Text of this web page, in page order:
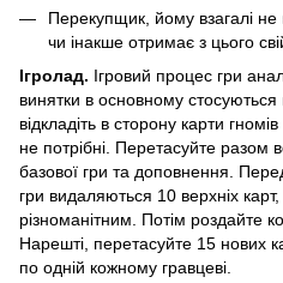
Перекупщик, йому взагалі не
чи інакше отримає з цього
Ігролад. Ігровий процес гри
винятки в основному стосуються
відкладіть в сторону карти
не потрібні. Перетасуйте разом
базової гри та доповнення.
гри видаляються 10 верхніх
різноманітним. Потім роздайте
Нарешті, перетасуйте 15 нових
по одній кожному гравцеві.